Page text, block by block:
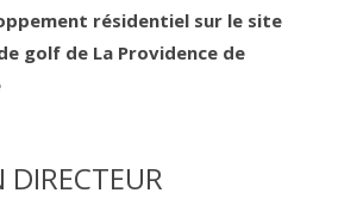
résidentiel sur le site
golf de La Providence de
DIRECTEUR